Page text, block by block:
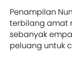
Penampilan
terbilang amat
sebanyak
peluang untuk